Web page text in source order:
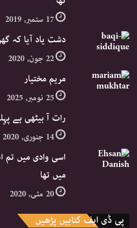
17 ستمبر, 2019
دشت یاد آیا کہ
22 جون, 2020
مریم مختیار
25 نومبر, 2025
رات آ بیٹھی ہے
14 جنوری, 2020
اسی وادی میں تم
میں تھا
20 مئی, 2020
پی ڈی ایف کتابیں پڑھیں